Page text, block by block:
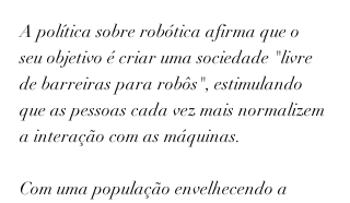
A política sobre robótica afirma que o
seu objetivo é criar uma sociedade "livre
de barreiras para robôs", estimulando
que as pessoas cada vez mais normalizem
a interação com as máquinas.
Com uma população envelhecendo a